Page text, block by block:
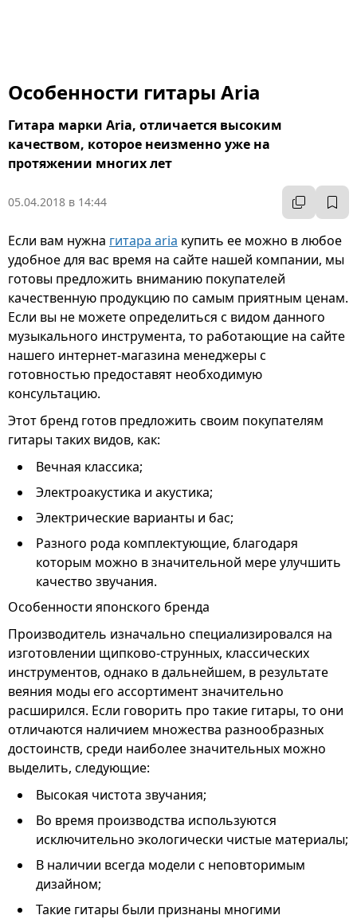
Особенности гитары Aria
Гитара марки Aria, отличается высоким
качеством, которое неизменно уже на
протяжении многих лет
05.04.2018 в 14:44
Если вам нужна гитара aria купить ее можно в любое
удобное для вас время на сайте нашей компании, мы
готовы предложить вниманию покупателей
качественную продукцию по самым приятным ценам.
Если вы не можете определиться с видом данного
музыкального инструмента, то работающие на сайте
нашего интернет-магазина менеджеры с
готовностью предоставят необходимую
консультацию.
Этот бренд готов предложить своим покупателям
гитары таких видов, как:
Вечная классика;
Электроакустика и акустика;
Электрические варианты и бас;
Разного рода комплектующие, благодаря
которым можно в значительной мере улучшить
качество звучания.
Особенности японского бренда
Производитель изначально специализировался на
изготовлении щипково-струнных, классических
инструментов, однако в дальнейшем, в результате
веяния моды его ассортимент значительно
расширился. Если говорить про такие гитары, то они
отличаются наличием множества разнообразных
достоинств, среди наиболее значительных можно
выделить, следующие:
Высокая чистота звучания;
Во время производства используются
исключительно экологически чистые материалы;
В наличии всегда модели с неповторимым
дизайном;
Такие гитары были признаны многими